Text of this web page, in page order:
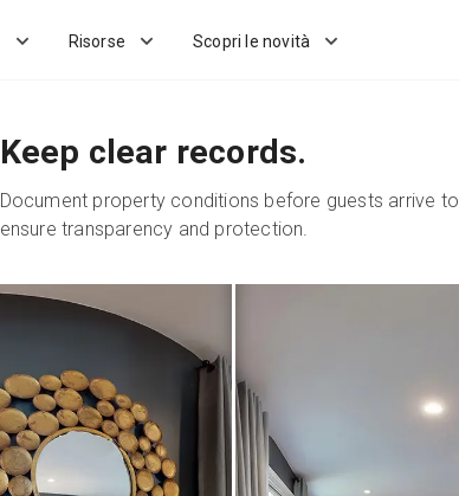
Risorse Scopri le novità
Keep clear records.
Document property conditions before guests arrive to
ensure transparency and protection.